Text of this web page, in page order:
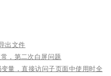
出文件
，第二次白屏问题
量，直接访问子页面中使用时全